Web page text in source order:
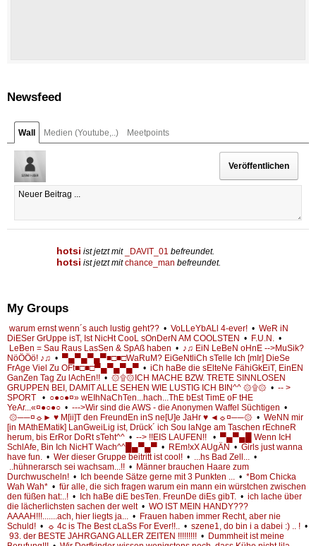
Newsfeed
Wall Medien (Youtube,..) Meetpoints
hotsi ist jetzt mit _DAVIT_01 befreundet.
hotsi ist jetzt mitchance_man befreundet.
My Groups
warum ernst wenn´s auch lustig geht?? • VoLLeYbALl 4-ever! • WeR iN
DiESer GrUppe isT, Ist NicHt CooL sOnDerN AM COOLSTEN • F.U.N.
•
LeBen = Sau Raus LasSen & SpAß haben • ♪♫ EiN LeBeN oHnE -->MuSik?
NöÖÖö! ♪♫ • ▀▄▀▄▀▄▀■□■□WaRuM? EiGeNtliCh sTelle Ich [mIr] DieSe
FrAge Viel Zu OFt■□■□▀▄▀▄▀▄▀ • iCh haBe die sElteNe FähiGkEiT, EinEN
GanZen Tag Zu lAchEn!! • ۞۩۞ICH MACHE BZW. TRETE SINNLOSEN
GRUPPEN BEI, DAMIT ALLE SEHEN WIE LUSTIG ICH BIN^^ ۞۩۞ • -- >
SPORT
• ○●○●¤» wEIhNaChTen...hach...ThE bEst TimE oF tHE
YeAr...«¤●○●○ • --->Wir sind die AWS - die Anonymen Waffel Süchtigen •
۞──¤☼► ♥ M[ii]T den FreundEn inS ne[U]e JaHr ♥ ◄☼¤──۞ • WeNN mir
[in MAthEMatik] LanGweiLig ist, Drück´ ich Sou laNge am Taschen rEchneR
herum, bis ErRor DoRt sTeht^^ • --> !!EIS LAUFEN!! • ▀▄▀▄█ Wenn IcH
SchlAfe, Bin Ich NicHT Wach^^█▄▀▄▀ • REm!xX AUgÄN • Girls just wanna
have fun.
• Wer dieser Gruppe beitritt ist cool! • ...hs Bad Zell...
•
..hühnerarsch sei wachsam...!! • Männer brauchen Haare zum
Durchwuscheln! • Ich beende Sätze gerne mit 3 Punkten ... • *Bom Chicka
Wah Wah* • für alle, die sich fragen warum ein mann ein würstchen zwischen
den füßen hat:..! • Ich haBe diE besTen. FreunDe diEs gibT. • ich lache über
die lächerlichsten sachen der welt • WO IST MEIN HANDY???
AAAAH!!!.......ach, hier liegts ja...
• Frauen haben immer Recht, aber nie
Schuld! • ☼ 4c is The Best cLaSs For Ever!!.. • szene1, do bin i a dabei :) .. ! •
93. der BESTE JAHRGANG ALLER ZEITEN !!!!!!!!! • Dummheit ist meine